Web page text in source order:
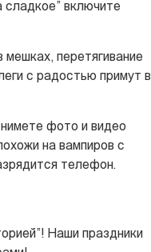
сладкое” включите
перетягивание
с радостью примут в
фото и видео
на вампиров с
телефон.
Наши праздники